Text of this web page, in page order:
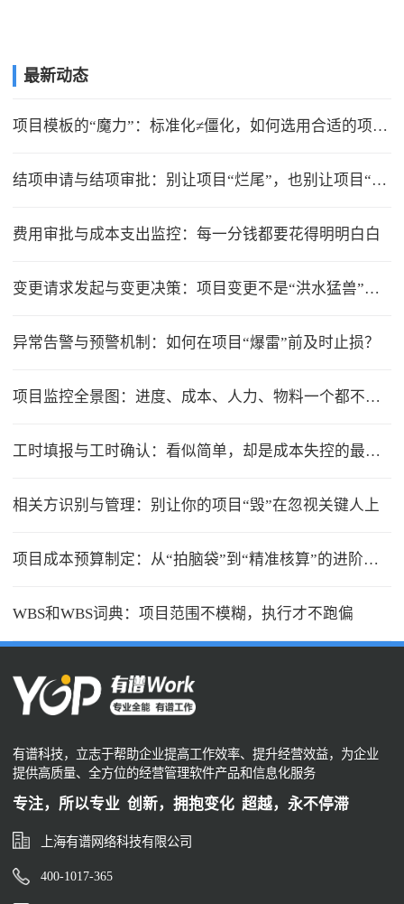
最新动态
项目模板的“魔力”：标准化≠僵化，如何选用合适的项目模版？
结项申请与结项审批：别让项目“烂尾”，也别让项目“无限延期”
费用审批与成本支出监控：每一分钱都要花得明明白白
变更请求发起与变更决策：项目变更不是“洪水猛兽”，但要管住流程
异常告警与预警机制：如何在项目“爆雷”前及时止损？
项目监控全景图：进度、成本、人力、物料一个都不能少
工时填报与工时确认：看似简单，却是成本失控的最大漏洞
相关方识别与管理：别让你的项目“毁”在忽视关键人上
项目成本预算制定：从“拍脑袋”到“精准核算”的进阶之路
WBS和WBS词典：项目范围不模糊，执行才不跑偏
有谱科技，立志于帮助企业提高工作效率、提升经营效益，为企业
提供高质量、全方位的经营管理软件产品和信息化服务
专注，所以专业 创新，拥抱变化 超越，永不停滞
上海有谱网络科技有限公司
400-1017-365